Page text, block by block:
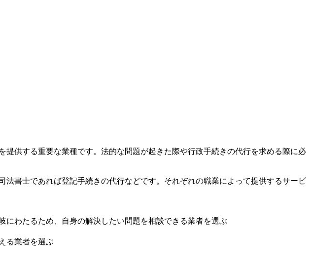
供する重要な業種です。法的な問題が起きた際や行政手続きの代行を求める際に必
書士であれば登記手続きの代行などです。それぞれの職業によって提供するサービ
わたるため、自身の解決したい問題を相談できる業者を選ぶ
る業者を選ぶ